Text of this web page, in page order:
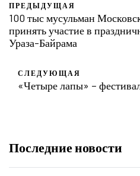
ПРЕДЫДУЩАЯ
100 тыс мусульман
принять участие в
Ураза-Байрама
СЛЕДУЮЩАЯ
«Четыре лапы» –
Последние новости